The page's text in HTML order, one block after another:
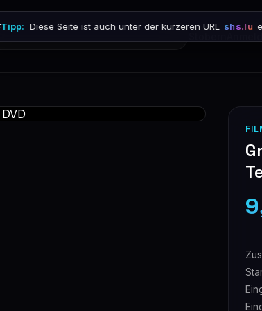
Tipp: Diese Seite ist auch unter der kürzeren URL shs.lu